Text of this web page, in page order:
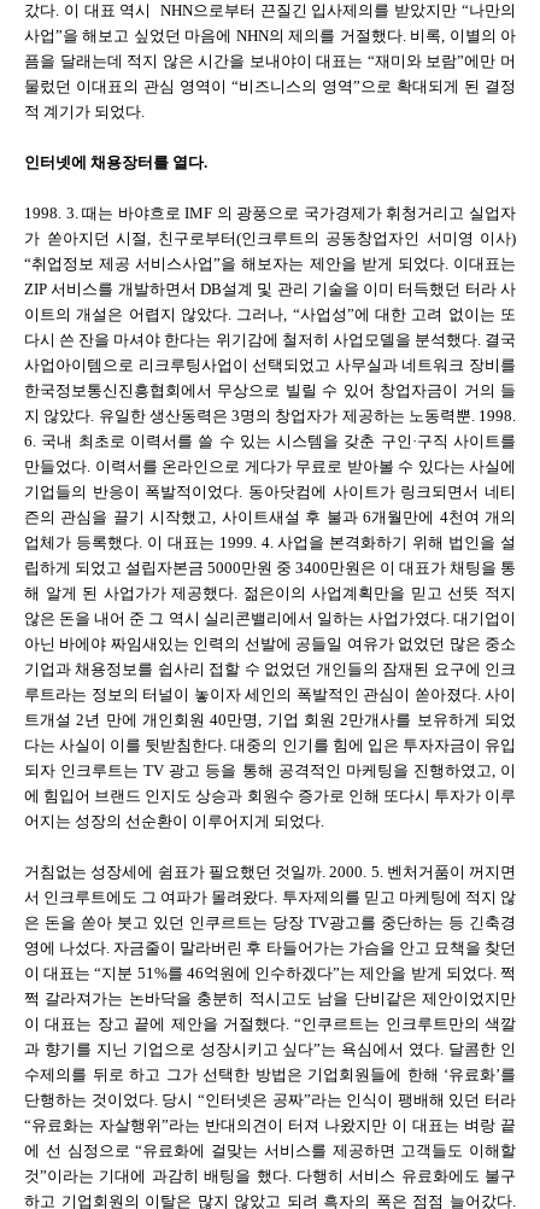
갔다. 이 대표 역시 NHN으로부터 끈질긴 입사제의를 받았지만 “나만의
사업”을 해보고 싶었던 마음에 NHN의 제의를 거절했다. 비록, 이별의 아
픔을 달래는데 적지 않은 시간을 보내야이 대표는 “재미와 보람”에만 머
물렀던 이대표의 관심 영역이 “비즈니스의 영역”으로 확대되게 된 결정
적 계기가 되었다.
인터넷에 채용장터를 열다.
1998. 3. 때는 바야흐로 IMF 의 광풍으로 국가경제가 휘청거리고 실업자
가 쏟아지던 시절, 친구로부터(인크루트의 공동창업자인 서미영 이사)
“취업정보 제공 서비스사업”을 해보자는 제안을 받게 되었다. 이대표는
ZIP 서비스를 개발하면서 DB설계 및 관리 기술을 이미 터득했던 터라 사
이트의 개설은 어렵지 않았다. 그러나, “사업성”에 대한 고려 없이는 또
다시 쓴 잔을 마셔야 한다는 위기감에 철저히 사업모델을 분석했다. 결국
사업아이템으로 리크루팅사업이 선택되었고 사무실과 네트워크 장비를
한국정보통신진흥협회에서 무상으로 빌릴 수 있어 창업자금이 거의 들
지 않았다. 유일한 생산동력은 3명의 창업자가 제공하는 노동력뿐. 1998.
6. 국내 최초로 이력서를 쓸 수 있는 시스템을 갖춘 구인·구직 사이트를
만들었다. 이력서를 온라인으로 게다가 무료로 받아볼 수 있다는 사실에
기업들의 반응이 폭발적이었다. 동아닷컴에 사이트가 링크되면서 네티
즌의 관심을 끌기 시작했고, 사이트새설 후 불과 6개월만에 4천여 개의
업체가 등록했다. 이 대표는 1999. 4. 사업을 본격화하기 위해 법인을 설
립하게 되었고 설립자본금 5000만원 중 3400만원은 이 대표가 채팅을 통
해 알게 된 사업가가 제공했다. 젊은이의 사업계획만을 믿고 선뜻 적지
않은 돈을 내어 준 그 역시 실리콘밸리에서 일하는 사업가였다. 대기업이
아닌 바에야 짜임새있는 인력의 선발에 공들일 여유가 없었던 많은 중소
기업과 채용정보를 쉽사리 접할 수 없었던 개인들의 잠재된 요구에 인크
루트라는 정보의 터널이 놓이자 세인의 폭발적인 관심이 쏟아졌다. 사이
트개설 2년 만에 개인회원 40만명, 기업 회원 2만개사를 보유하게 되었
다는 사실이 이를 뒷받침한다. 대중의 인기를 힘에 입은 투자자금이 유입
되자 인크루트는 TV 광고 등을 통해 공격적인 마케팅을 진행하였고, 이
에 힘입어 브랜드 인지도 상승과 회원수 증가로 인해 또다시 투자가 이루
어지는 성장의 선순환이 이루어지게 되었다.
거침없는 성장세에 쉼표가 필요했던 것일까. 2000. 5. 벤처거품이 꺼지면
서 인크루트에도 그 여파가 몰려왔다. 투자제의를 믿고 마케팅에 적지 않
은 돈을 쏟아 붓고 있던 인쿠르트는 당장 TV광고를 중단하는 등 긴축경
영에 나섰다. 자금줄이 말라버린 후 타들어가는 가슴을 안고 묘책을 찾던
이 대표는 “지분 51%를 46억원에 인수하겠다”는 제안을 받게 되었다. 쩍
쩍 갈라져가는 논바닥을 충분히 적시고도 남을 단비같은 제안이었지만
이 대표는 장고 끝에 제안을 거절했다. “인쿠르트는 인크루트만의 색깔
과 향기를 지닌 기업으로 성장시키고 싶다”는 욕심에서 였다. 달콤한 인
수제의를 뒤로 하고 그가 선택한 방법은 기업회원들에 한해 ‘유료화’를
단행하는 것이었다. 당시 “인터넷은 공짜”라는 인식이 팽배해 있던 터라
“유료화는 자살행위”라는 반대의견이 터져 나왔지만 이 대표는 벼랑 끝
에 선 심정으로 “유료화에 걸맞는 서비스를 제공하면 고객들도 이해할
것”이라는 기대에 과감히 배팅을 했다. 다행히 서비스 유료화에도 불구
하고 기업회원의 이탈은 많지 않았고 되려 흑자의 폭은 점점 늘어갔다.